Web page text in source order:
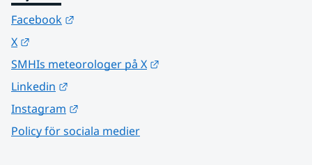
Facebook
X
SMHIs meteorologer på X
Linkedin
Instagram
Policy för sociala medier